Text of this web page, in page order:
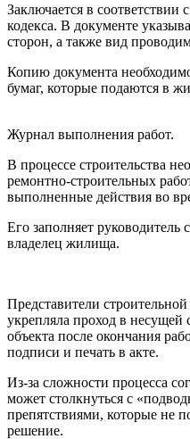
Заключается в соответствии
кодекса. В документе
сторон, а также вид
Копию документа
бумаг, которые подаются в
Журнал выполнения работ.
В процессе строительства
ремонтно-строительных
выполненные действия во
Его заполняет руководитель
владелец жилища.
Представители
укрепляла проход в несущей
объекта после окончания
подписи и печать в акте.
Из-за сложности процесса
может столкнуться с
препятствиями, которые не
решение.